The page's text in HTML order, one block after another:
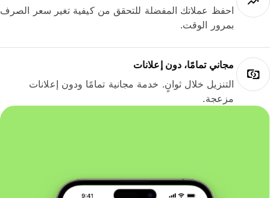
احفظ عملاتك المفضلة للتحقق من كيفية تغير سعر الصرف
بمرور الوقت.
مجاني تمامًا، دون إعلانات
التنزيل خلال ثوانٍ. خدمة مجانية تمامًا ودون إعلانات
مزعجة.